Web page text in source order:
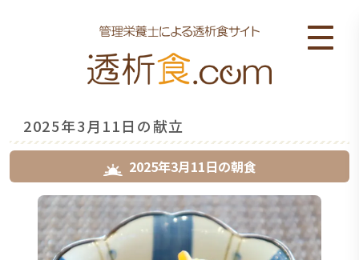
2025年3月11日の献立
2025年3月11日の朝食